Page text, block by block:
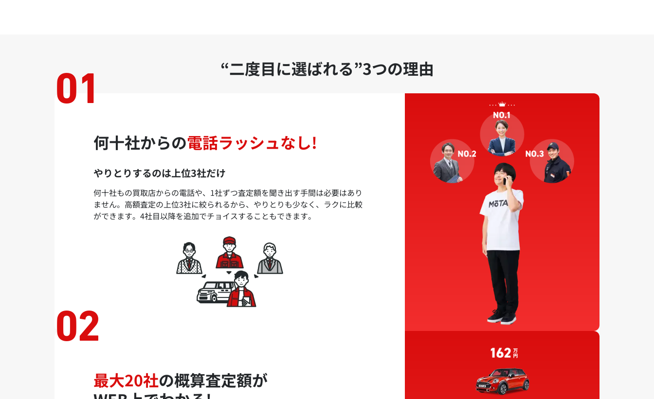
“二度目に選ばれる”3つの理由
何十社からの電話ラッシュなし!
やりとりするのは上位3社だけ
何十社もの買取店からの電話や、1社ずつ査定額を聞き出す手間は必要はあり
ません。高額査定の上位3社に絞られるから、やりとりも少なく、ラクに比較
ができます。4社目以降を追加でチョイスすることもできます。
最大20社の概算査定額が